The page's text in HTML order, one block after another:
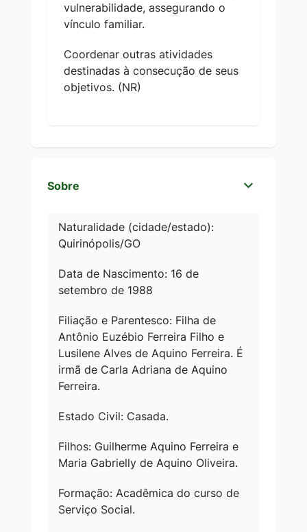
vulnerabilidade, assegurando o
vínculo familiar.
Coordenar outras atividades
destinadas à consecução de seus
objetivos. (NR)
Sobre
Naturalidade (cidade/estado):
Quirinópolis/GO
Data de Nascimento: 16 de
setembro de 1988
Filiação e Parentesco: Filha de
Antônio Euzébio Ferreira Filho e
Lusilene Alves de Aquino Ferreira. É
irmã de Carla Adriana de Aquino
Ferreira.
Estado Civil: Casada.
Filhos: Guilherme Aquino Ferreira e
Maria Gabrielly de Aquino Oliveira.
Formação: Acadêmica do curso de
Serviço Social.